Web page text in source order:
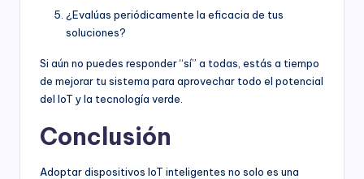
¿Evalúas periódicamente la eficacia de tus
soluciones?
Si aún no puedes responder “sí” a todas, estás a tiempo
de mejorar tu sistema para aprovechar todo el potencial
del IoT y la tecnología verde.
Conclusión
Adoptar dispositivos IoT inteligentes no solo es una